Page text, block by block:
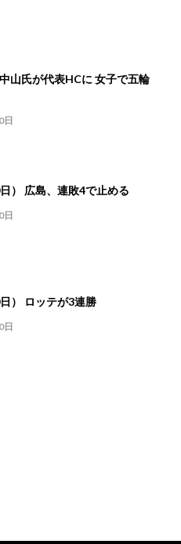
山氏が代表HCに 女子で五輪
日
） 広島、連敗4で止める
日
） ロッテが3連勝
日